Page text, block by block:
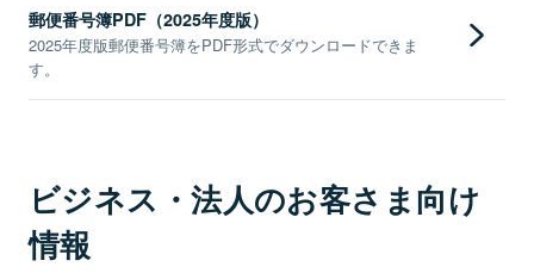
郵便番号簿PDF（2025年度版）
2025年度版郵便番号簿をPDF形式でダウンロードできま
す。
ビジネス・法人のお客さま向け
情報